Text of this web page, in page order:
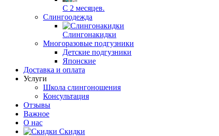
С 2 месяцев.
Слингоодежда
Слингонакидки
Многоразовые подгузники
Детские подгузники
Японские
Доставка и оплата
Услуги
Школа слингоношения
Консультация
Отзывы
Важное
О нас
Скидки